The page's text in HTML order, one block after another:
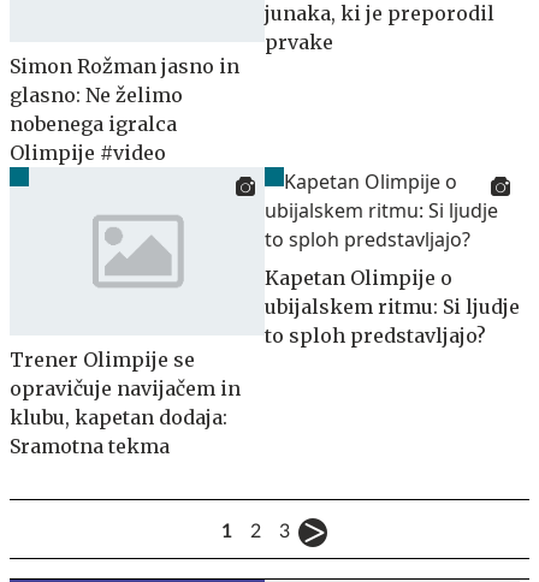
Simon Rožman jasno in
glasno: Ne želimo
nobenega igralca
Olimpije #video
junaka, ki je preporodil
prvake
Trener Olimpije se
opravičuje navijačem in
klubu, kapetan dodaja:
Sramotna tekma
Kapetan Olimpije o
ubijalskem ritmu: Si ljudje
to sploh predstavljajo?
1 2 3